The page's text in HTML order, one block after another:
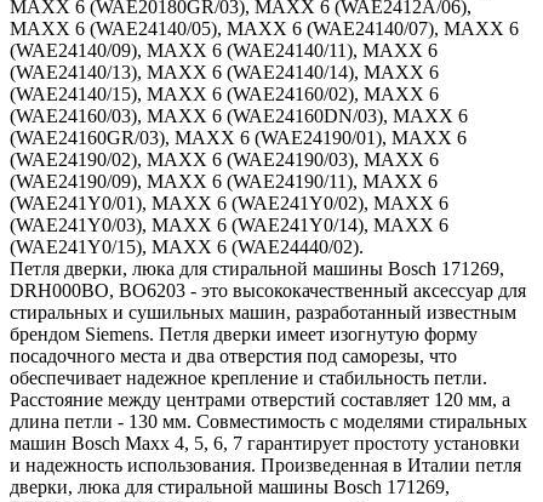
MAXX 6 (WAE20180GR/03), MAXX 6 (WAE2412A/06),
MAXX 6 (WAE24140/05), MAXX 6 (WAE24140/07), MAXX 6
(WAE24140/09), MAXX 6 (WAE24140/11), MAXX 6
(WAE24140/13), MAXX 6 (WAE24140/14), MAXX 6
(WAE24140/15), MAXX 6 (WAE24160/02), MAXX 6
(WAE24160/03), MAXX 6 (WAE24160DN/03), MAXX 6
(WAE24160GR/03), MAXX 6 (WAE24190/01), MAXX 6
(WAE24190/02), MAXX 6 (WAE24190/03), MAXX 6
(WAE24190/09), MAXX 6 (WAE24190/11), MAXX 6
(WAE241Y0/01), MAXX 6 (WAE241Y0/02), MAXX 6
(WAE241Y0/03), MAXX 6 (WAE241Y0/14), MAXX 6
(WAE241Y0/15), MAXX 6 (WAE24440/02).
Петля дверки, люка для стиральной машины Bosch 171269,
DRH000BO, BO6203 - это высококачественный аксессуар для
стиральных и сушильных машин, разработанный известным
брендом Siemens. Петля дверки имеет изогнутую форму
посадочного места и два отверстия под саморезы, что
обеспечивает надежное крепление и стабильность петли.
Расстояние между центрами отверстий составляет 120 мм, а
длина петли - 130 мм. Совместимость с моделями стиральных
машин Bosch Maxx 4, 5, 6, 7 гарантирует простоту установки
и надежность использования. Произведенная в Италии петля
дверки, люка для стиральной машины Bosch 171269,